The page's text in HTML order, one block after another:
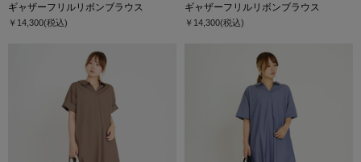
ギャザーフリルリボンブラウス
￥14,300(税込)
ギャザーフリルリボンブラウス
￥14,300(税込)